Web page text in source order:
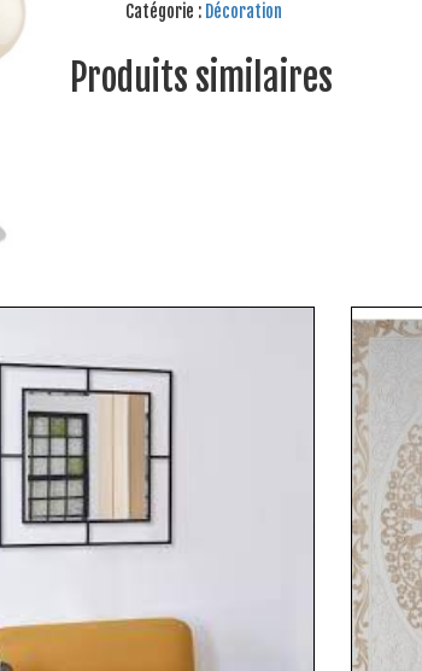
Catégorie : Décoration
Produits similaires